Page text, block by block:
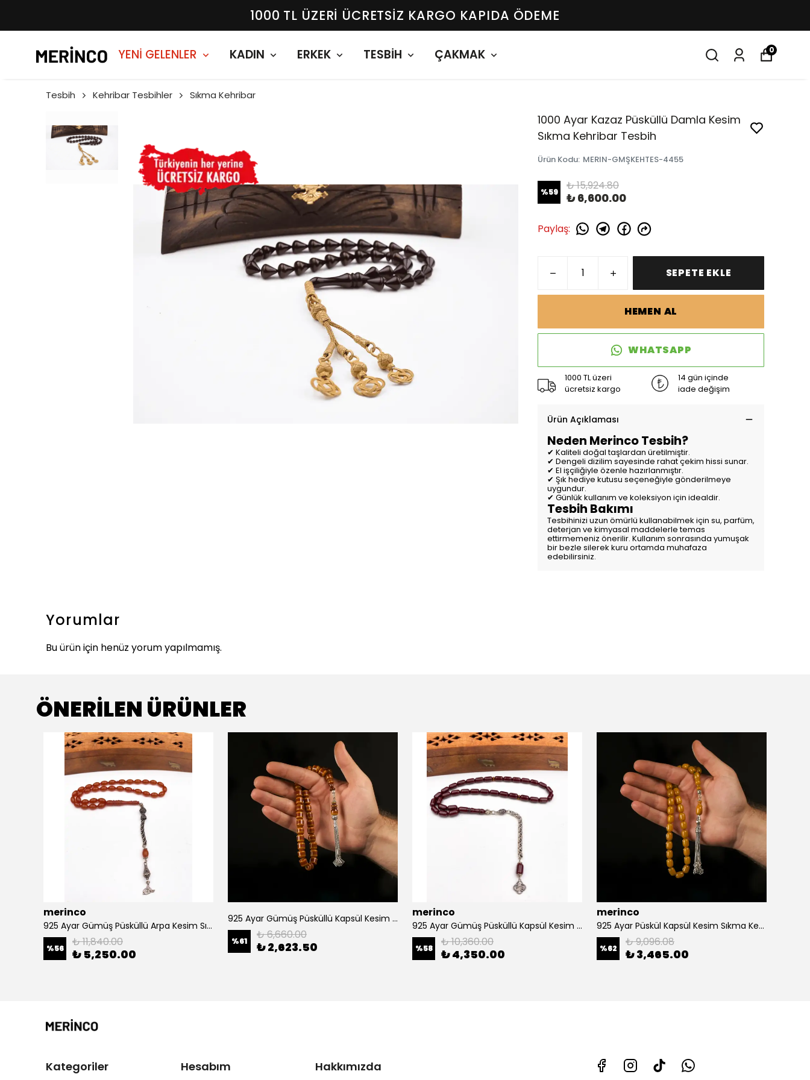
1000 TL ÜZERI ÜCRETSIZ KARGO KAPIDA ÖDEME
YENİ GELENLER KADIN ERKEK TESBİH ÇAKMAK 0
Tesbih Kehribar Tesbihler Sıkma Kehribar
1000 Ayar Kazaz Püsküllü Damla Kesim
Sıkma Kehribar Tesbih
Ürün Kodu: MERIN-GMŞKEHTES-4455
%59 ₺ 15,924.80
₺ 6,600.00
Paylaş:
SEPETE EKLE
HEMEN AL
WHATSAPP
1000 TL üzeri
ücretsiz kargo
14 gün içinde
iade değişim
Ürün Açıklaması
Neden Merinco Tesbih?
✔ Kaliteli doğal taşlardan üretilmiştir.
✔ Dengeli dizilim sayesinde rahat çekim hissi sunar.
✔ El işçiliğiyle özenle hazırlanmıştır.
✔ Şık hediye kutusu seçeneğiyle gönderilmeye
uygundur.
✔ Günlük kullanım ve koleksiyon için idealdir.
Tesbih Bakımı
Tesbihinizi uzun ömürlü kullanabilmek için su, parfüm,
deterjan ve kimyasal maddelerle temas
ettirmemeniz önerilir. Kullanım sonrasında yumuşak
bir bezle silerek kuru ortamda muhafaza
edebilirsiniz.
Yorumlar
Bu ürün için henüz yorum yapılmamış.
ÖNERİLEN ÜRÜNLER
merinco
925 Ayar Gümüş Püsküllü Arpa Kesim Sıkma Kehribar Tesbih
%56 ₺ 11,840.00
₺ 5,250.00
925 Ayar Gümüş Püsküllü Kapsül Kesim Sıkma Kehribar Tesbih
%61 ₺ 6,660.00
₺ 2,623.50
merinco
925 Ayar Gümüş Püsküllü Kapsül Kesim Sıkma Kehribar Tesbih
%58 ₺ 10,360.00
₺ 4,350.00
merinco
925 Ayar Püskül Kapsül Kesim Sıkma Kehribar Tesbih
%62 ₺ 9,096.08
₺ 3,465.00
Kategoriler Hesabım Hakkımızda